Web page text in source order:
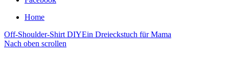
Home
Off-Shoulder-Shirt DIYEin Dreieckstuch für Mama
Nach oben scrollen